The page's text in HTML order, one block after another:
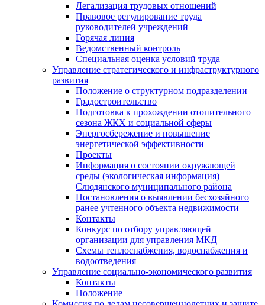
Легализация трудовых отношений
Правовое регулирование труда
руководителей учреждений
Горячая линия
Ведомственный контроль
Специальная оценка условий труда
Управление стратегического и инфраструктурного
развития
Положение о структурном подразделении
Градостроительство
Подготовка к прохождении отопительного
сезона ЖКХ и социальной сферы
Энергосбережение и повышение
энергетической эффективности
Проекты
Информация о состоянии окружающей
среды (экологическая информация)
Слюдянского муниципального района
Постановления о выявлении бесхозяйного
ранее учтенного объекта недвижимости
Контакты
Конкурс по отбору управляющей
организации для управления МКД
Схемы теплоснабжения, водоснабжения и
водоотведения
Управление социально-экономического развития
Контакты
Положение